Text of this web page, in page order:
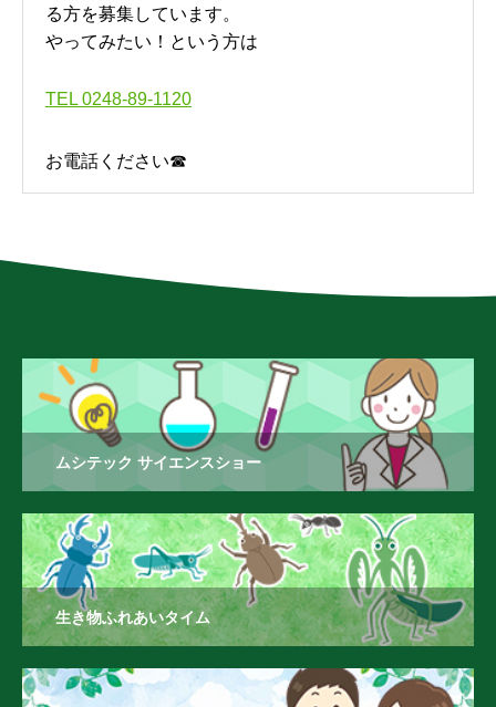
る方を募集しています。
やってみたい！という方は
TEL 0248-89-1120
お電話ください☎
ムシテック サイエンスショー
生き物ふれあいタイム